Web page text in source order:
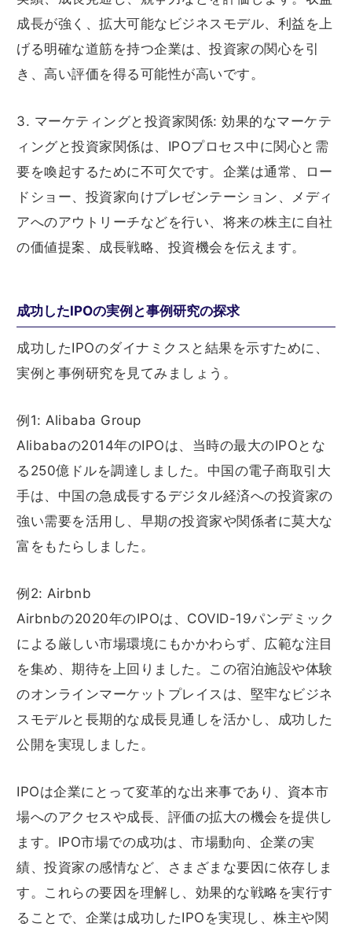
成長が強く、拡大可能なビジネスモデル、利益を上
げる明確な道筋を持つ企業は、投資家の関心を引
き、高い評価を得る可能性が高いです。
3. マーケティングと投資家関係: 効果的なマーケテ
ィングと投資家関係は、IPOプロセス中に関心と需
要を喚起するために不可欠です。企業は通常、ロー
ドショー、投資家向けプレゼンテーション、メディ
アへのアウトリーチなどを行い、将来の株主に自社
の価値提案、成長戦略、投資機会を伝えます。
成功したIPOの実例と事例研究の探求
成功したIPOのダイナミクスと結果を示すために、
実例と事例研究を見てみましょう。
例1: Alibaba Group
Alibabaの2014年のIPOは、当時の最大のIPOとな
る250億ドルを調達しました。中国の電子商取引大
手は、中国の急成長するデジタル経済への投資家の
強い需要を活用し、早期の投資家や関係者に莫大な
富をもたらしました。
例2: Airbnb
Airbnbの2020年のIPOは、COVID-19パンデミック
による厳しい市場環境にもかかわらず、広範な注目
を集め、期待を上回りました。この宿泊施設や体験
のオンラインマーケットプレイスは、堅牢なビジネ
スモデルと長期的な成長見通しを活かし、成功した
公開を実現しました。
IPOは企業にとって変革的な出来事であり、資本市
場へのアクセスや成長、評価の拡大の機会を提供し
ます。IPO市場での成功は、市場動向、企業の実
績、投資家の感情など、さまざまな要因に依存しま
す。これらの要因を理解し、効果的な戦略を実行す
ることで、企業は成功したIPOを実現し、株主や関